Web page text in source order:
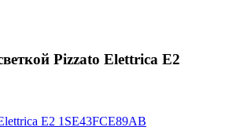
Pizzato Elettrica E2